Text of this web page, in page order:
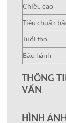
Chiều cao
Tiêu chuẩn
Tuổi thọ
Bảo hành
THÔNG
VẤN
HÌNH